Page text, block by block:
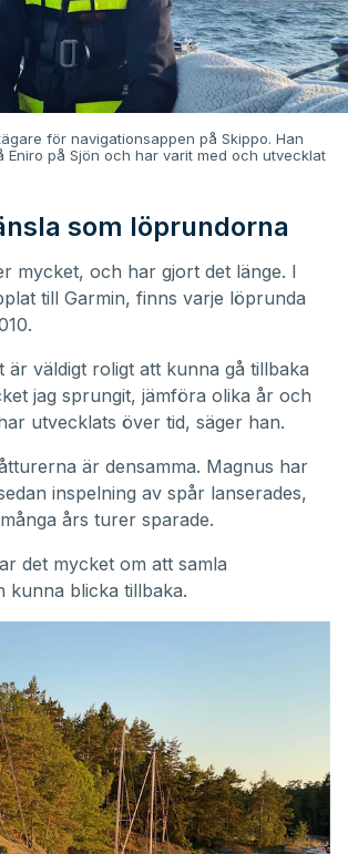
för navigationsappen på Skippo. Han
Eniro på Sjön och har varit med och utvecklat
som löprundorna
mycket, och har gjort det länge. I
till Garmin, finns varje löprunda
är väldigt roligt att kunna gå tillbaka
jag sprungit, jämföra olika år och
utvecklats över tid, säger han.
är densamma. Magnus har
inspelning av spår lanserades,
års turer sparade.
det mycket om att samla
kunna blicka tillbaka.